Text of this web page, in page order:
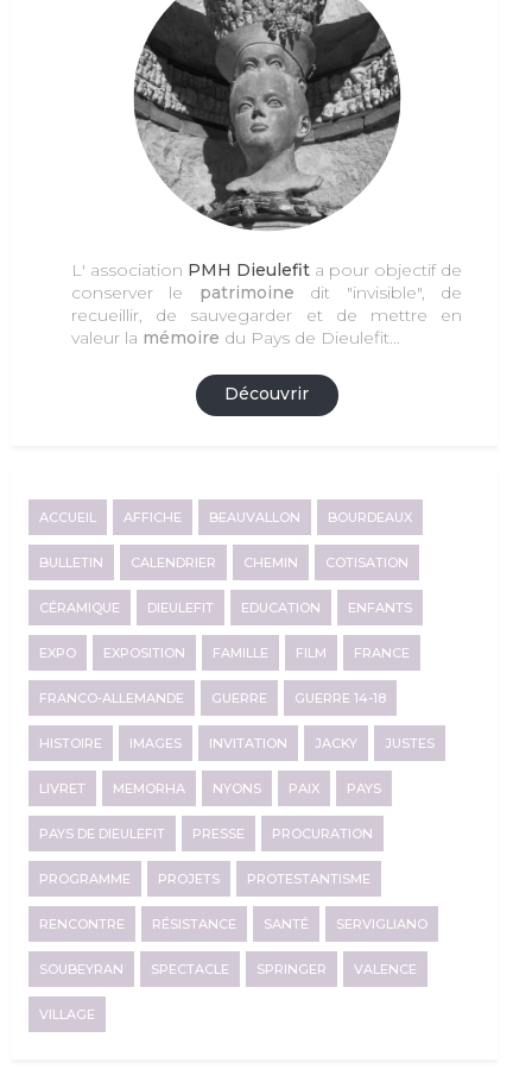
L' association PMH Dieulefit a pour objectif de
conserver le patrimoine dit "invisible", de
recueillir, de sauvegarder et de mettre en
valeur la mémoire du Pays de Dieulefit...
Découvrir
ACCUEIL AFFICHE BEAUVALLON BOURDEAUX
BULLETIN CALENDRIER CHEMIN COTISATION
CÉRAMIQUE DIEULEFIT EDUCATION ENFANTS
EXPO EXPOSITION FAMILLE FILM FRANCE
FRANCO-ALLEMANDE GUERRE GUERRE 14-18
HISTOIRE IMAGES INVITATION JACKY JUSTES
LIVRET MEMORHA NYONS PAIX PAYS
PAYS DE DIEULEFIT PRESSE PROCURATION
PROGRAMME PROJETS PROTESTANTISME
RENCONTRE RÉSISTANCE SANTÉ SERVIGLIANO
SOUBEYRAN SPECTACLE SPRINGER VALENCE
VILLAGE